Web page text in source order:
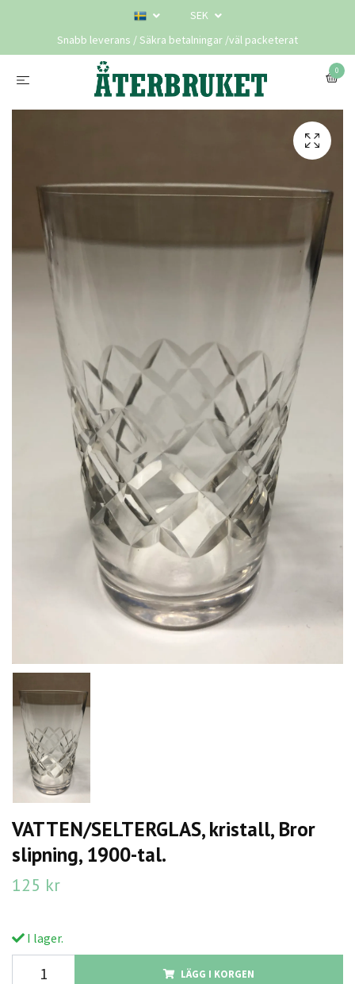
SEK
Snabb leverans / Säkra betalningar /väl packeterat
0
VATTEN/SELTERGLAS, kristall, Bror
slipning, 1900-tal.
125 kr
I lager.
LÄGG I KORGEN